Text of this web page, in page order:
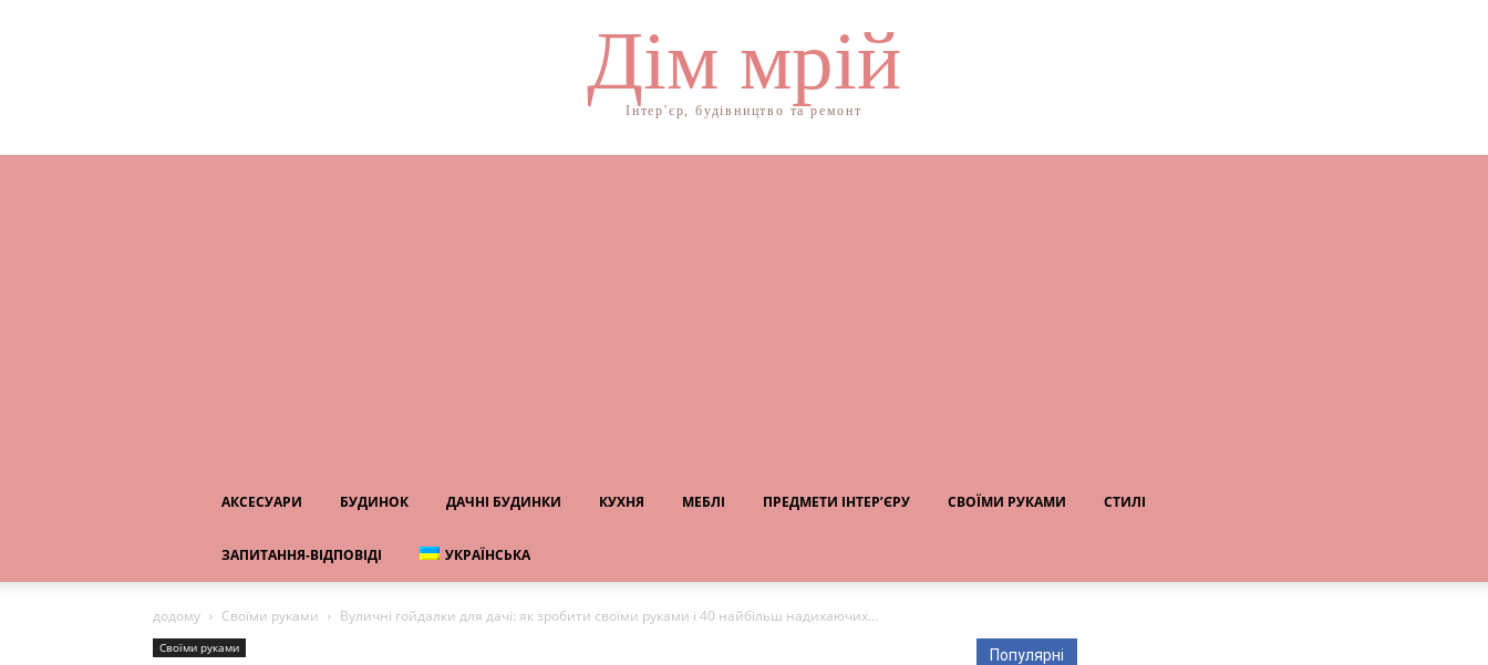
Дім мрій
Інтер'єр, будівництво та ремонт
АКСЕСУАРИ БУДИНОК ДАЧНІ БУДИНКИ КУХНЯ МЕБЛІ ПРЕДМЕТИ ІНТЕР’ЄРУ СВОЇМИ РУКАМИ СТИЛІ
ЗАПИТАННЯ-ВІДПОВІДІ УКРАЇНСЬКА
додому Своїми руками Вуличні гойдалки для дачі: як зробити своїми руками і 40 найбільш надихаючих...
Своїми руками Популярні